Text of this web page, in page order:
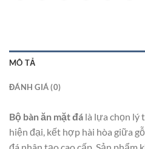
MÔ TẢ
ĐÁNH GIÁ (0)
Bộ bàn ăn mặt đá là lựa chọn lý
hiện đại, kết hợp hài hòa giữa